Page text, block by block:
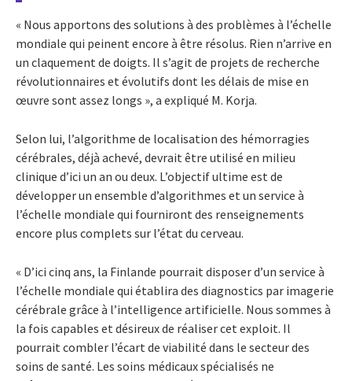
« Nous apportons des solutions à des problèmes à l’échelle
mondiale qui peinent encore à être résolus. Rien n’arrive en
un claquement de doigts. Il s’agit de projets de recherche
révolutionnaires et évolutifs dont les délais de mise en
œuvre sont assez longs », a expliqué M. Korja.
Selon lui, l’algorithme de localisation des hémorragies
cérébrales, déjà achevé, devrait être utilisé en milieu
clinique d’ici un an ou deux. L’objectif ultime est de
développer un ensemble d’algorithmes et un service à
l’échelle mondiale qui fourniront des renseignements
encore plus complets sur l’état du cerveau.
« D’ici cinq ans, la Finlande pourrait disposer d’un service à
l’échelle mondiale qui établira des diagnostics par imagerie
cérébrale grâce à l’intelligence artificielle. Nous sommes à
la fois capables et désireux de réaliser cet exploit. Il
pourrait combler l’écart de viabilité dans le secteur des
soins de santé. Les soins médicaux spécialisés ne